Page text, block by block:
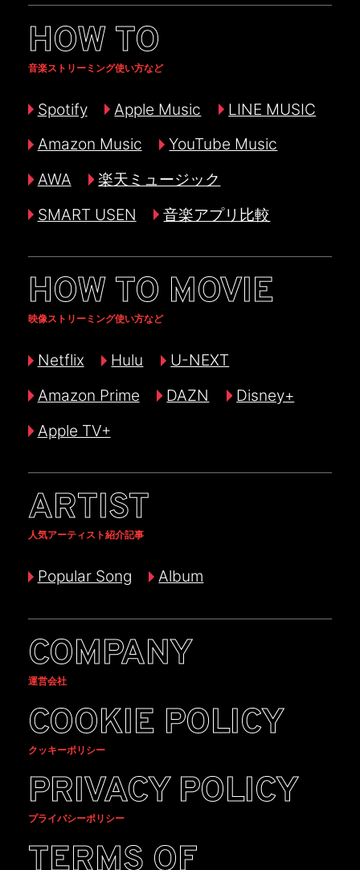
HOW TO
音楽ストリーミング使い方など
Spotify Apple Music
LINE MUSIC
Amazon Music
YouTube Music
AWA
楽天ミュージック
SMART USEN
音楽アプリ比較
HOW TO MOVIE
映像ストリーミング使い方など
Netflix Hulu
U-NEXT
Amazon Prime
DAZN
Disney+
Apple TV+
ARTIST
人気アーティスト紹介記事
Popular Song Album
COMPANY
運営会社
COOKIE POLICY
クッキーポリシー
PRIVACY POLICY
プライバシーポリシー
TERMS OF